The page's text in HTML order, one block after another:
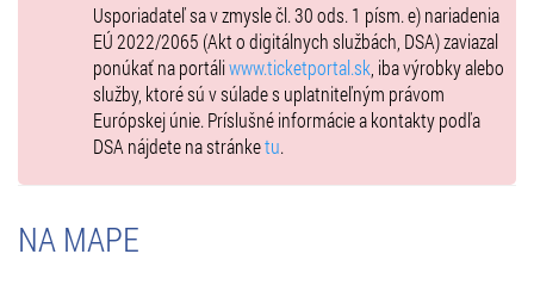
Usporiadateľ sa v zmysle čl. 30 ods. 1 písm. e) nariadenia
EÚ 2022/2065 (Akt o digitálnych službách, DSA) zaviazal
ponúkať na portáliwww.ticketportal.sk , iba výrobky alebo
služby, ktoré sú v súlade s uplatniteľným právom
Európskej únie. Príslušné informácie a kontakty podľa
DSA nájdete na stránketu.
NA MAPE